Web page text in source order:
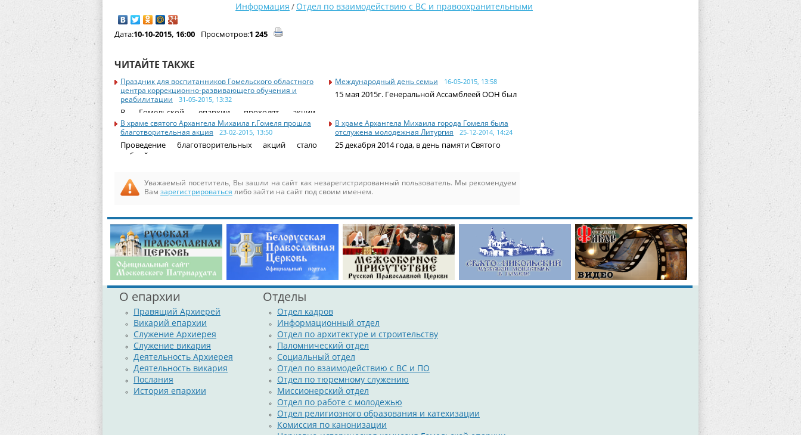
Информация /Отдел по взаимодействию с ВС и правоохранительными
Дата:10-10-2015, 16:00 Просмотров:1 245
ЧИТАЙТЕ ТАКЖЕ
Праздник для воспитанников Гомельского областного
центра коррекционно-развивающего обучения и
реабилитации
31-05-2015, 13:32
В Гомельской епархии проходят акции,
посвященные
Международный день семьи 16-05-2015, 13:58
15 мая 2015г. Генеральной Ассамблеей ООН был
В храме святого Архангела Михаила г.Гомеля прошла
благотворительная акция
23-02-2015, 13:50
Проведение благотворительных акций стало
доброй
В храме Архангела Михаила города Гомеля была
отслужена молодежная Литургия
25-12-2014, 14:24
25 декабря 2014 года, в день памяти Святого
Уважаемый посетитель, Вы зашли на сайт как незарегистрированный пользователь. Мы рекомендуем
Вам зарегистрироваться либо зайти на сайт под своим именем.
О епархии
Правящий Архиерей
Викарий епархии
Служение Архиерея
Служение викария
Деятельность Архиерея
Деятельность викария
Послания
История епархии
Отделы
Отдел кадров
Информационный отдел
Отдел по архитектуре и строительству
Паломнический отдел
Социальный отдел
Отдел по взаимодействию с ВС и ПО
Отдел по тюремному служению
Миссионерский отдел
Отдел по работе с молодежью
Отдел религиозного образования и катехизации
Комиссия по канонизации